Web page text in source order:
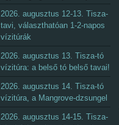
2026. augusztus 12-13. Tisza-
tavi, választhatóan 1-2-napos
vízitúrák
2026. augusztus 13. Tisza-tó
vízitúra: a belső tó belső tavai!
2026. augusztus 14. Tisza-tó
vízitúra, a Mangrove-dzsungel
2026. augusztus 14-15. Tisza-